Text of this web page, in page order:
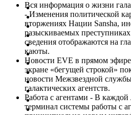
Вся информация о жизни
- Изменения политической
вторжениях Нации Sansha,
разыскиваемых
сведения отображаются на
каюты.
Новости EVE в прямом
экране «бегущей строкой»
новости Межзвездной
галактических агентств.
Работа с агентами - В
терминал системы работы с